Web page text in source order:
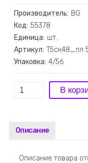
Производитель: BG
Код: 55378
Единица: шт.
Артикул: Т5ск48_пл
Упаковка: 4/56
Описание
Описание товара